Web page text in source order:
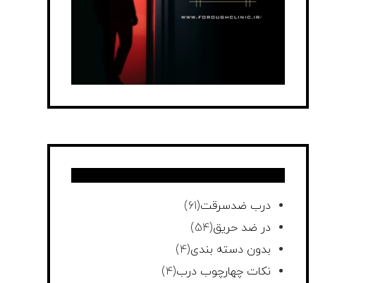
درب ضدسرقت(61)
در ضد حریق(54)
بدون دسته بندی(4)
نکات چهارچوب درب(4)